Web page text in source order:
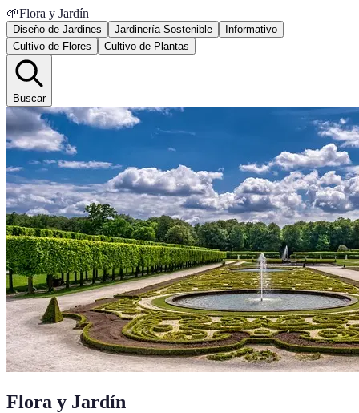
🌱Flora y Jardín
Diseño de Jardines Jardinería Sostenible
Informativo
Cultivo de Flores
Cultivo de Plantas
Buscar
Flora y Jardín